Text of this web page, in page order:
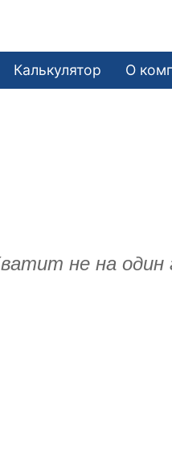
Калькулятор О
не на